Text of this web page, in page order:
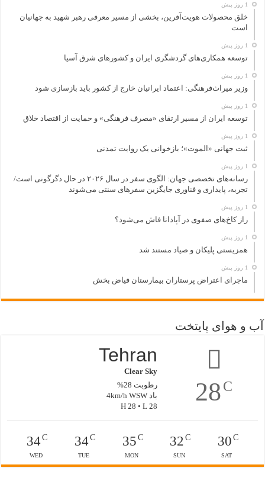
1 روز پیش
خلق محصولات هویت‌آفرین، بخشی از مسیر معرفی رهبر شهید به جهانیان
است
1 روز پیش
توسعه همکاری‌های گردشگری ایران و کشورهای شرق آسیا
1 روز پیش
وزیر میراث‌فرهنگی: اعتماد ایرانیان خارج از کشور باید بازسازی شود
1 روز پیش
توسعه ایران از مسیر ارتقای «مصرف فرهنگی» و حمایت از اقتصاد خلاق
1 روز پیش
ثبت جهانی «الموت»؛ بازخوانی یک روایت تمدنی
1 روز پیش
رسانه‌های تخصصی جهان: الگوی سفر در سال ۲۰۲۶ در حال دگرگونی است/
تجربه، پایداری و فناوری جایگزین سفرهای سنتی می‌شوند
1 روز پیش
راز کاخ‌های صفوی در آپادانا فاش می‌شود؟
1 روز پیش
همزیستی پلیکان و صیاد مستند شد
1 روز پیش
ماجرای اعتراض پرستاران بیمارستان فیاض بخش
آب و هوای پایتخت
28C
Tehran
Clear Sky
رطوبت 28%
باد 4km/h WSW
H 28 • L 28
30C
SAT
32 C
SUN
35C
MON
34C
TUE
34C
WED